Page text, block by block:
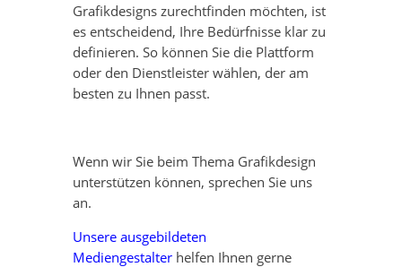
Grafikdesigns zurechtfinden möchten, ist
es entscheidend, Ihre Bedürfnisse klar zu
definieren. So können Sie die Plattform
oder den Dienstleister wählen, der am
besten zu Ihnen passt.
Wenn wir Sie beim Thema Grafikdesign
unterstützen können, sprechen Sie uns
an.
Unsere ausgebildeten
Mediengestalterhelfen Ihnen gerne